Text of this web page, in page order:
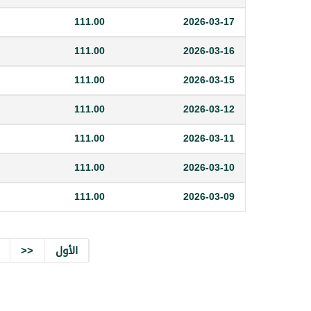
2026-03-17
111.00
2026-03-16
111.00
2026-03-15
111.00
2026-03-12
111.00
2026-03-11
111.00
2026-03-10
111.00
2026-03-09
111.00
الأول <<